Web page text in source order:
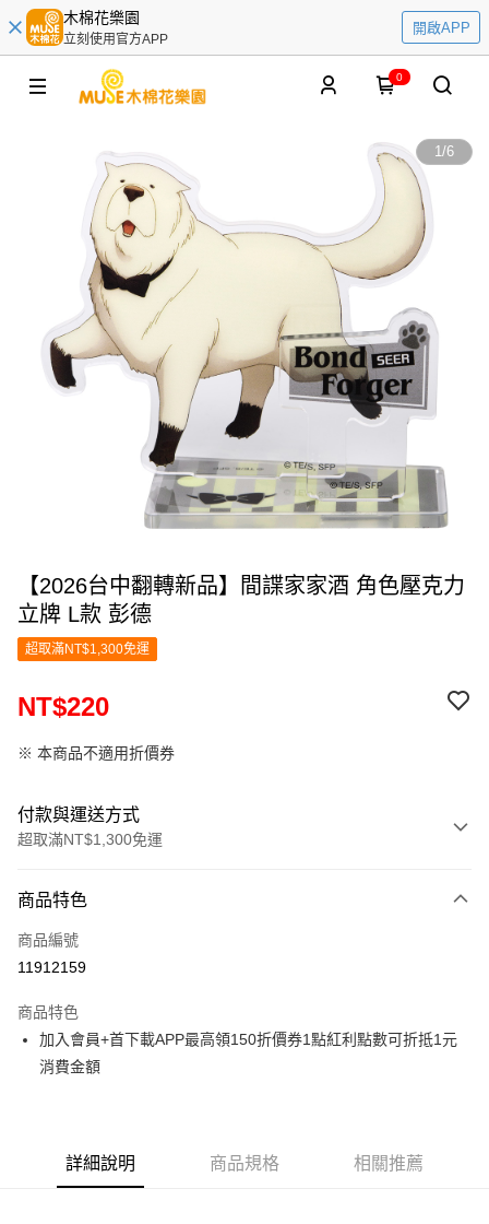
木棉花樂園
立刻使用官方APP
開啟APP
0
1/6
【2026台中翻轉新品】間諜家家酒 角色壓克力
立牌 L款 彭德
超取滿NT$1,300免運
NT$220
※ 本商品不適用折價券
付款與運送方式
超取滿NT$1,300免運
信用卡一次付款
超商取貨付款
Apple Pay
悠遊付
ATM付款
商品特色
商品編號
11912159
商品特色
加入會員+首下載APP最高領150折價券1點紅利點數可折抵1元
消費金額
詳細說明 商品規格 相關推薦